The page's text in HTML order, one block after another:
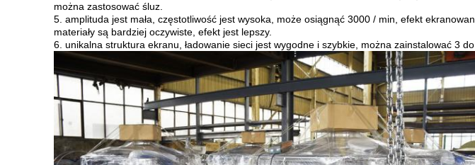
można zastosować śluz.
5. amplituda jest mała, częstotliwość jest wysoka, może osiągnąć 3000 / min, efekt
materiały są bardziej oczywiste, efekt jest lepszy.
6. unikalna struktura ekranu, ładowanie sieci jest wygodne i szybkie, można zainstalować 3 do